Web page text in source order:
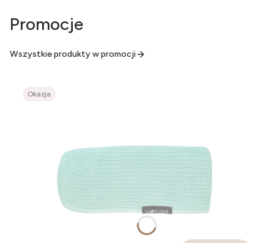
Promocje
Wszystkie produkty w promocji
Okazja